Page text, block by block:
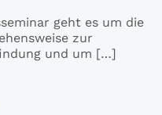
geht es um die
zur
und um […]